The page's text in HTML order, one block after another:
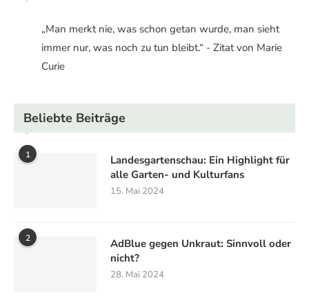
„Man merkt nie, was schon getan wurde, man sieht
immer nur, was noch zu tun bleibt.“ - Zitat von Marie
Curie
Beliebte Beiträge
1
Landesgartenschau: Ein Highlight für
alle Garten- und Kulturfans
15. Mai 2024
2
AdBlue gegen Unkraut: Sinnvoll oder
nicht?
28. Mai 2024